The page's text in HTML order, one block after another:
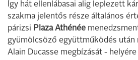
Így hát ellenlábasai alig leplezett
szakma jelentős része általános
párizsi Plaza Athénée
gyümölcsöző együttműködés
Alain Ducasse megbízását -